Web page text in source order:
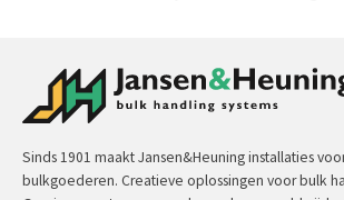
Sinds 1901 maakt Jansen&Heuning installaties
bulkgoederen. Creatieve oplossingen voor bulk